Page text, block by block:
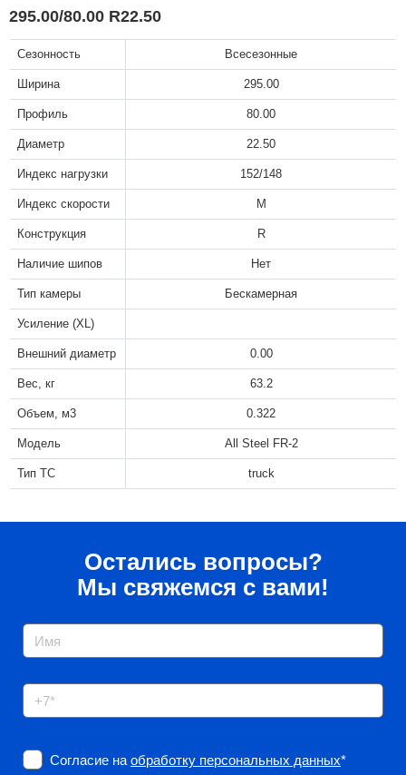
295.00/80.00 R22.50
Сезонность Всесезонные
Ширина 295.00
Профиль 80.00
Диаметр 22.50
Индекс нагрузки 152/148
Индекс скорости M
Конструкция R
Наличие шипов Нет
Тип камеры Бескамерная
Усиление (XL)
Внешний диаметр 0.00
Вес, кг 63.2
Объем, м3 0.322
Модель All Steel FR-2
Тип ТС truck
Остались вопросы?
Мы свяжемся с вами!
Согласие на обработку персональных данных*